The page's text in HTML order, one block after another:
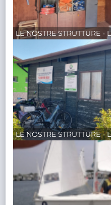
LE NOSTRE STRUTTURE -
LE NOSTRE STRUTTURE -